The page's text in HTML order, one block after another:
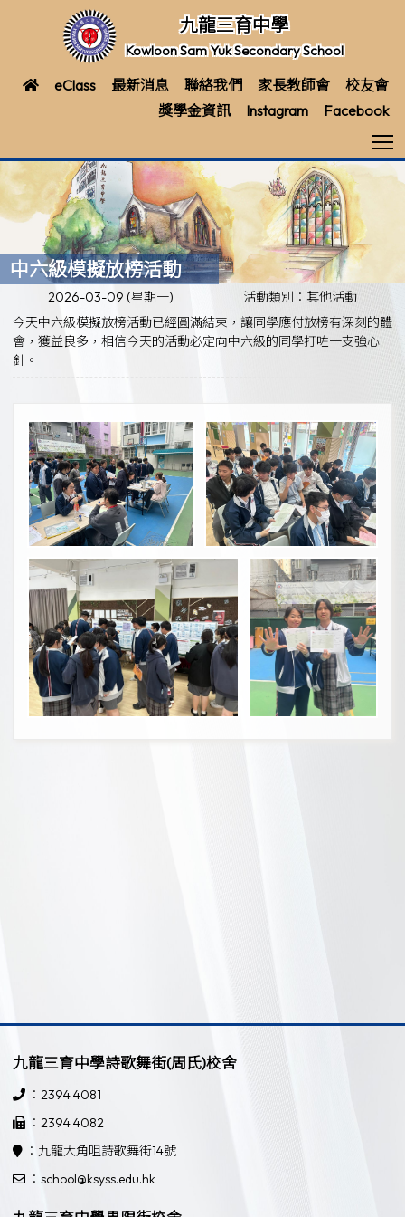
九龍三育中學
Kowloon Sam Yuk Secondary School
eClass 最新消息 聯絡我們 家長教師會
校友會
獎學金資訊
Instagram Facebook
中六級模擬放榜活動
2026-03-09 (星期一)
活動類別：其他活動
今天中六級模擬放榜活動已經圓滿結束，讓同學應付放榜有深刻的體
會，獲益良多，相信今天的活動必定向中六級的同學打咗一支強心
針。
九龍三育中學詩歌舞街(周氏)校舍
：2394 4081
：2394 4082
：九龍大角咀詩歌舞街14號
：school@ksyss.edu.hk